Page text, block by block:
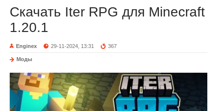
Скачать Iter RPG для Minecraft
1.20.1
Enginex 29-11-2024, 13:31 367
Моды